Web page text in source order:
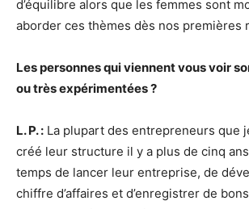
d’équilibre alors que les femmes sont
aborder ces thèmes dès nos premières
Les personnes qui viennent vous voir
ou très expérimentées ?
L. P. : La plupart des entrepreneurs que
créé leur structure il y a plus de cinq
temps de lancer leur entreprise, de
chiffre d’affaires et d’enregistrer de